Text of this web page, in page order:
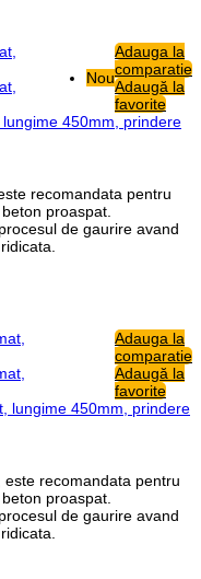
Nou
Adauga la
comparatie
Adaugă la
favorite
450mm, prindere
recomandata pentru
proaspat.
de gaurire avand
Adauga la
comparatie
Adaugă la
favorite
lungime 450mm, prindere
recomandata pentru
proaspat.
de gaurire avand